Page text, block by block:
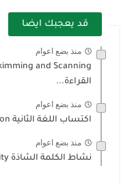
قد يعجبك ايضا
منذ بضع اعوام
القراءة...
منذ بضع اعوام
اكتساب اللغة الثانية Second-language acquisition
منذ بضع اعوام
نشاط الكلمة الشاذة Odd one out activity